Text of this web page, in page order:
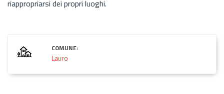
riappropriarsi dei propri luoghi.
COMUNE:
Lauro